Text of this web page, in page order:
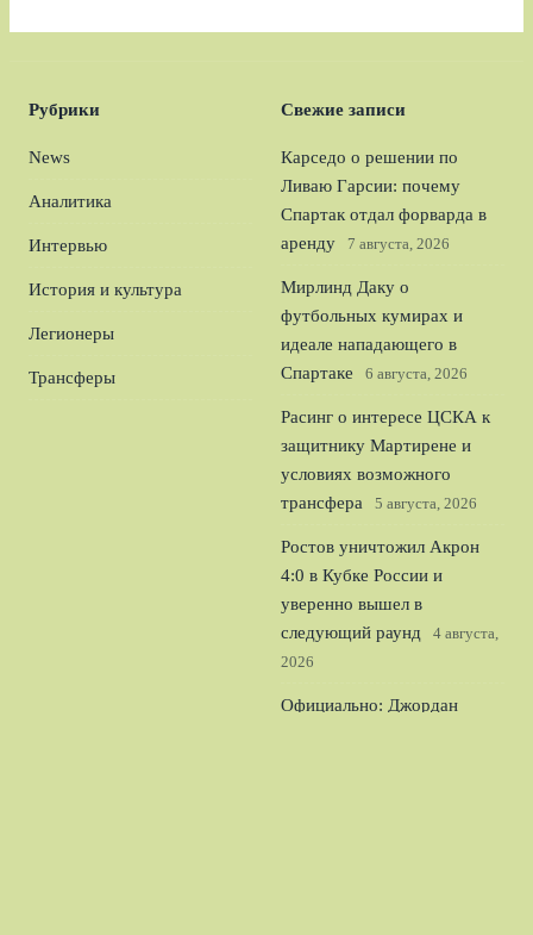
Рубрики
News
Аналитика
Интервью
История и культура
Легионеры
Трансферы
Свежие записи
Карседо о решении по
Ливаю Гарсии: почему
Спартак отдал форварда в
аренду
7 августа, 2026
Мирлинд Даку о
футбольных кумирах и
идеале нападающего в
Спартаке
6 августа, 2026
Расинг о интересе ЦСКА к
защитнику Мартирене и
условиях возможного
трансфера
5 августа, 2026
Ростов уничтожил Акрон
4:0 в Кубке России и
уверенно вышел в
следующий раунд
4 августа,
2026
Официально: Джордан